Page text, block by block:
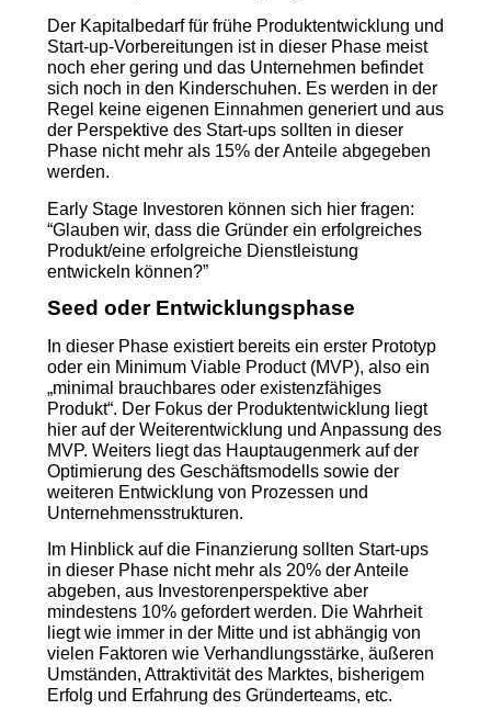
Der Kapitalbedarf für frühe Produktentwicklung und
Start-up-Vorbereitungen ist in dieser Phase meist
noch eher gering und das Unternehmen befindet
sich noch in den Kinderschuhen. Es werden in der
Regel keine eigenen Einnahmen generiert und aus
der Perspektive des Start-ups sollten in dieser
Phase nicht mehr als 15% der Anteile abgegeben
werden.
Early Stage Investoren können sich hier fragen:
“Glauben wir, dass die Gründer ein erfolgreiches
Produkt/eine erfolgreiche Dienstleistung
entwickeln können?”
Seed oder Entwicklungsphase
In dieser Phase existiert bereits ein erster Prototyp
oder ein Minimum Viable Product (MVP), also ein
„minimal brauchbares oder existenzfähiges
Produkt“. Der Fokus der Produktentwicklung liegt
hier auf der Weiterentwicklung und Anpassung des
MVP. Weiters liegt das Hauptaugenmerk auf der
Optimierung des Geschäftsmodells sowie der
weiteren Entwicklung von Prozessen und
Unternehmensstrukturen.
Im Hinblick auf die Finanzierung sollten Start-ups
in dieser Phase nicht mehr als 20% der Anteile
abgeben, aus Investorenperspektive aber
mindestens 10% gefordert werden. Die Wahrheit
liegt wie immer in der Mitte und ist abhängig von
vielen Faktoren wie Verhandlungsstärke, äußeren
Umständen, Attraktivität des Marktes, bisherigem
Erfolg und Erfahrung des Gründerteams, etc.